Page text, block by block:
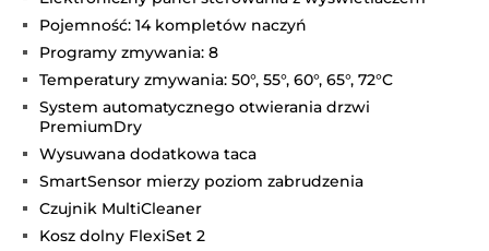
Pojemność: 14 kompletów naczyń
Programy zmywania: 8
Temperatury zmywania: 50°, 55°, 60°, 65°, 72°C
System automatycznego otwierania drzwi
PremiumDry
Wysuwana dodatkowa taca
SmartSensor mierzy poziom zabrudzenia
Czujnik MultiCleaner
Kosz dolny FlexiSet 2